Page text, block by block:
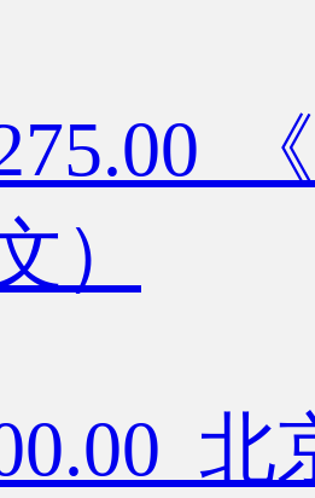
）